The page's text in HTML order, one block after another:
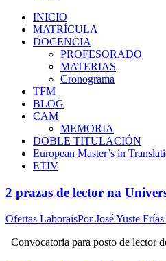
INICIO
MATRÍCULA
DOCENCIA
PROFESORADO
MATERIAS
Cronograma
TFM
BLOG
CAM
MEMORIA
DOBLE TITULACIÓN
European Master’s in
ETIV
2 prazas de lector na
Ofertas LaboraisPorJosé Yuste Frías
Convocatoria para posto de lector